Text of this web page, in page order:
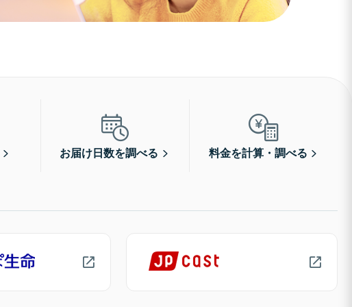
お届け日数を調べる 料金を計算・調べる